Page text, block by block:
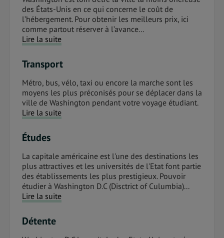
des États-Unis en ce qui concerne le coût de
l’hébergement. Pour obtenir les meilleurs prix, ici
comme partout réserver à l’avance...
Lire la suite
Transport
Métro, bus, vélo, taxi ou encore la marche sont les
moyens les plus préconisés pour se déplacer dans la
ville de Washington pendant votre voyage étudiant.
Lire la suite
Études
La capitale américaine est l'une des destinations les
plus attractives et les universités de l'Etat font partie
des établissements les plus prestigieux. Pouvoir
étudier à Washington D.C (Disctrict of Culumbia)...
Lire la suite
Détente